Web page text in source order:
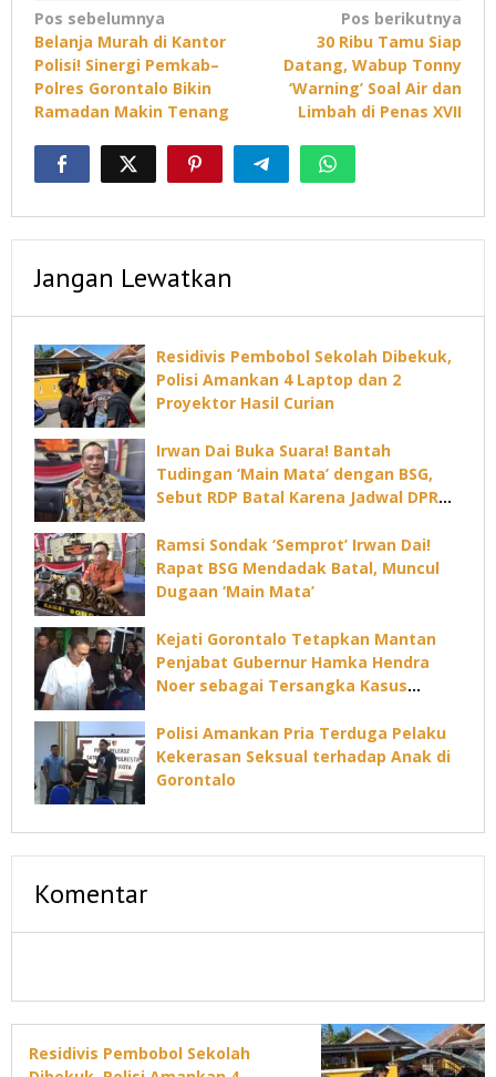
Navigasi
pos
Pos sebelumnya
Belanja Murah di Kantor
Polisi! Sinergi Pemkab–
Polres Gorontalo Bikin
Ramadan Makin Tenang
Pos berikutnya
30 Ribu Tamu Siap
Datang, Wabup Tonny
‘Warning’ Soal Air dan
Limbah di Penas XVII
Jangan Lewatkan
Residivis Pembobol Sekolah Dibekuk,
Polisi Amankan 4 Laptop dan 2
Proyektor Hasil Curian
Irwan Dai Buka Suara! Bantah
Tudingan ‘Main Mata’ dengan BSG,
Sebut RDP Batal Karena Jadwal DPRD
Ramsi Sondak ‘Semprot’ Irwan Dai!
Rapat BSG Mendadak Batal, Muncul
Dugaan ‘Main Mata’
Kejati Gorontalo Tetapkan Mantan
Penjabat Gubernur Hamka Hendra
Noer sebagai Tersangka Kasus
Polisi Amankan Pria Terduga Pelaku
Kekerasan Seksual terhadap Anak di
Gorontalo
Komentar
Residivis Pembobol Sekolah